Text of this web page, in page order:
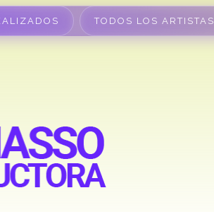
TODOS LOS ARTISTAS